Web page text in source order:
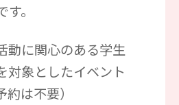
。
動に関心のある学生
対象としたイベント
は不要）